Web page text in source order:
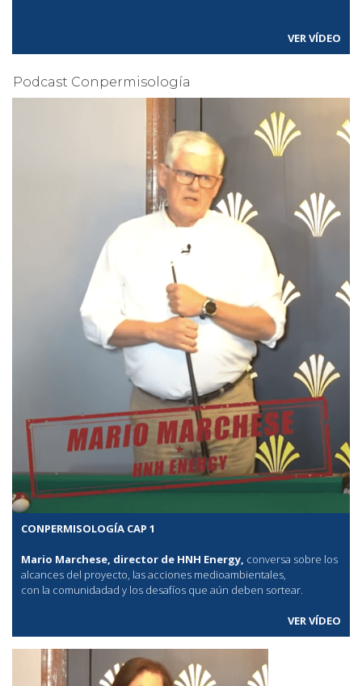
VER VÍDEO
Podcast Conpermisología
CONPERMISOLOGÍA CAP 1
Mario Marchese, director de HNH Energy, conversa sobre los
alcances del proyecto, las acciones medioambientales,
con la comunidadad y los desafíos que aún deben sortear.
VER VÍDEO